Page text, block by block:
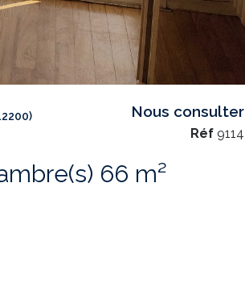
Appartement 3 pièce(s) 2 chambre(s) 66 m²
Nous consulter
Réf 9114